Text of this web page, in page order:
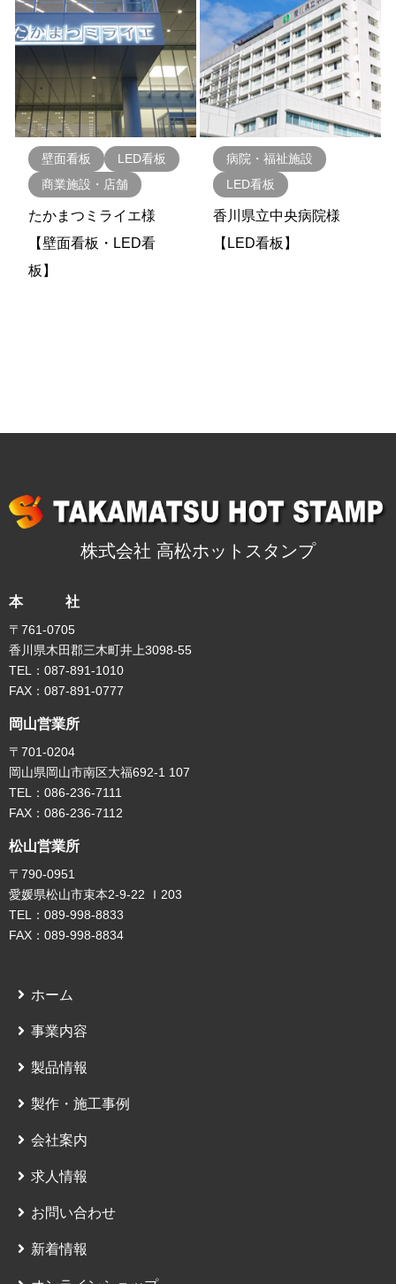
壁面看板
LED看板
商業施設・店舗
たかまつミライエ様
【壁面看板・LED看
板】
病院・福祉施設
LED看板
香川県立中央病院様
【LED看板】
株式会社 高松ホットスタンプ
本 社
〒761-0705
香川県木田郡三木町井上3098-55
TEL：087-891-1010
FAX：087-891-0777
岡山営業所
〒701-0204
岡山県岡山市南区大福692-1 107
TEL：086-236-7111
FAX：086-236-7112
松山営業所
〒790-0951
愛媛県松山市束本2-9-22 Ｉ203
TEL：089-998-8833
FAX：089-998-8834
ホーム
事業内容
製品情報
製作・施工事例
会社案内
求人情報
お問い合わせ
新着情報